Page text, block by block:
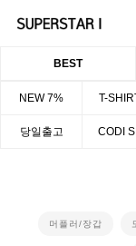
BEST
NEW 7% T-
당일출고 CODI
머플러/장갑